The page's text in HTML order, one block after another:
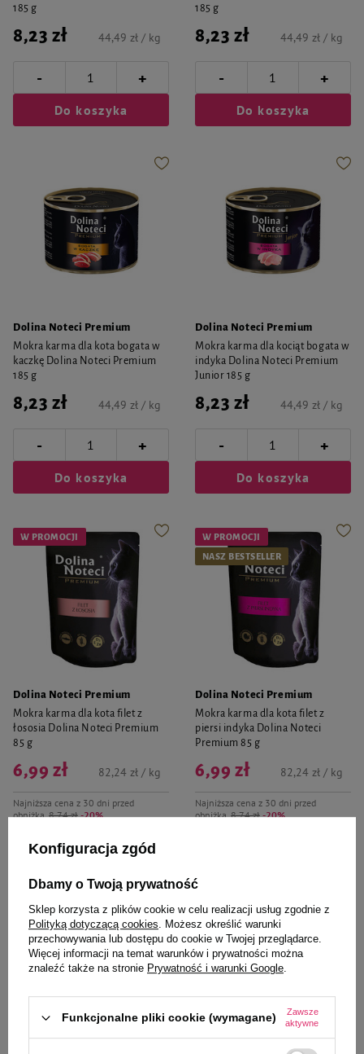
185 g
8,23 zł 44,49 zł / kg
- +
Do koszyka
185 g
8,23 zł 44,49 zł / kg
- +
Do koszyka
Dolina Noteci Premium
Mokra karma dla kota bogata w
kaczkę Dolina Noteci Premium
185 g
8,23 zł 44,49 zł / kg
- +
Do koszyka
Dolina Noteci Premium
Mokra karma dla kociąt bogata w
indyka Dolina Noteci Premium
Junior 185 g
8,23 zł 44,49 zł / kg
- +
Do koszyka
W PROMOCJI
Dolina Noteci Premium
Mokra karma dla kota filet z
łososia Dolina Noteci Premium
85 g
Najniższa cena z 30 dni przed
obniżką 8,74 zł -20%
6,99 zł 82,24 zł / kg
- +
Do koszyka
W PROMOCJI
NASZ BESTSELLER
Dolina Noteci Premium
Mokra karma dla kota filet z
piersi indyka Dolina Noteci
Premium 85 g
Najniższa cena z 30 dni przed
obniżką 8,74 zł -20%
6,99 zł 82,24 zł / kg
W PROMOCJI W PROMOCJI
Konfiguracja zgód
Dbamy o Twoją prywatność
Sklep korzysta z plików cookie w celu realizacji usług zgodnie z
Polityką dotyczącą cookies. Możesz określić warunki
przechowywania lub dostępu do cookie w Twojej przeglądarce.
Więcej informacji na temat warunków i prywatności można
znaleźć także na stronie Prywatność i warunki Google.
Funkcjonalne pliki cookie (wymagane)
Zawsze
aktywne